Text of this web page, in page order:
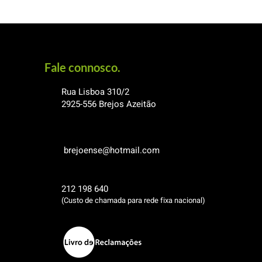
Fale connosco.
Rua Lisboa 310/2
2925-556 Brejos Azeitão
brejoense@hotmail.com
212 198 640
(Custo de chamada para rede fixa nacional)